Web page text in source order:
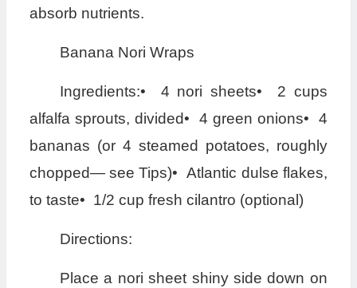
absorb nutrients.
Banana Nori Wraps
Ingredients:• 4 nori sheets• 2 cups
alfalfa sprouts, divided• 4 green onions• 4
bananas (or 4 steamed potatoes, roughly
chopped— see Tips)• Atlantic dulse flakes,
to taste• 1/2 cup fresh cilantro (optional)
Directions:
Place a nori sheet shiny side down on